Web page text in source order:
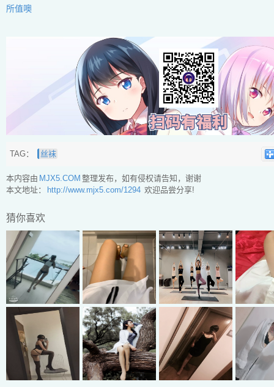
所值噢
TAG： 丝袜
本内容由 MJX5.COM 整理发布，如有侵权请告知，谢谢
本文地址：
http://www.mjx5.com/1294 欢迎品尝分享!
猜你喜欢